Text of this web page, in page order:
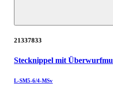
21337833
Stecknippel mit
L-SM5-6/4-MSv